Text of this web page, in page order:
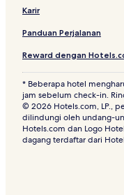
Karir
Panduan Perjalanan
Reward dengan
* Beberapa hotel
jam sebelum check-in.
© 2026 Hotels.com, LP.,
dilindungi oleh undang-
Hotels.com dan Logo
dagang terdaftar dari